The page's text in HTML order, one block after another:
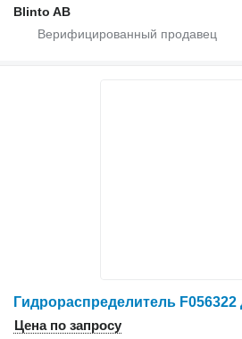
Blinto AB
Цена по запросу